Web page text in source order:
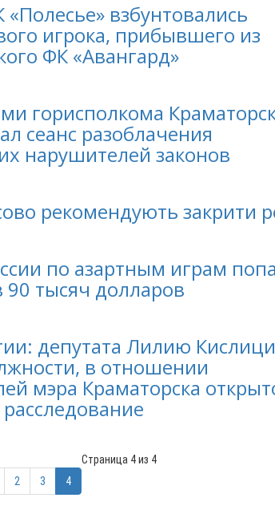
взбунтовались
игрока, прибывшего из
ФК «Авангард»
горисполкома
сеанс разоблачения
нарушителей законов
рекомендують закрити
по азартным играм
90 тысяч долларов
депутата Лилию
в отношении
мэра Краматорска
Страница 4 из 4
2 3 4